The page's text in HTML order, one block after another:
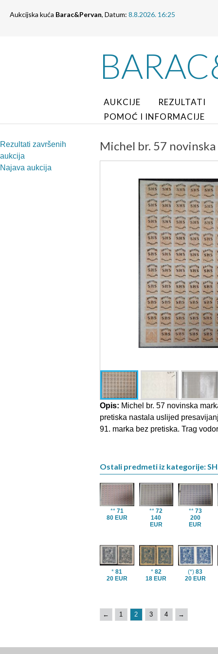
Aukcijska kuća Barac&Pervan, Datum: 8.8.2026. 16:25
AUKCIJE
REZULTATI
POMOĆ I INFORMACIJE
Rezultati završenih
aukcija
Najava aukcija
Michel br. 57
Opis: Michel br. 57 novinska
pretiska nastala uslijed
91. marka bez pretiska. Trag
Ostali predmeti iz kategorije:
** 71
80 EUR
**72
140
EUR
** 73
200
EUR
*81
20 EUR
* 82
18 EUR
(*)83
20 EUR
← 1 2 3 4 →